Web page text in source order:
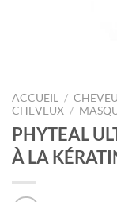
ACCUEIL /
CHEVEUX /
PHYTEAL
À LA